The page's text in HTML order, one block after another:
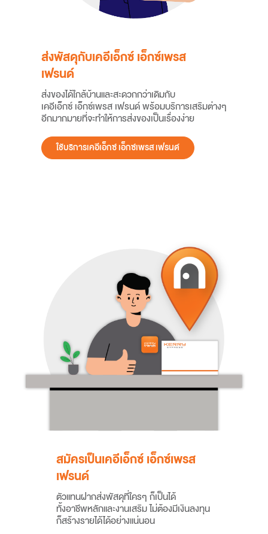
ส่งพัสดุกับเคอีเอ็กซ์ เอ็กซ์เพรส
เฟรนด์
ส่งของได้ใกล้บ้านและสะดวกกว่าเดิมกับ
เคอีเอ็กซ์ เอ็กซ์เพรส เฟรนด์ พร้อมบริการเสริมต่างๆ
อีกมากมายที่จะทำให้การส่งของเป็นเรื่องง่าย
ใช้บริการเคอีเอ็กซ์ เอ็กซ์เพรส เฟรนด์
สมัครเป็นเคอีเอ็กซ์ เอ็กซ์เพรส
เฟรนด์
ตัวแทนฝากส่งพัสดุที่ใครๆ ก็เป็นได้
ทั้งอาชีพหลักและงานเสริม ไม่ต้องมีเงินลงทุน
ก็สร้างรายได้ได้อย่างแน่นอน